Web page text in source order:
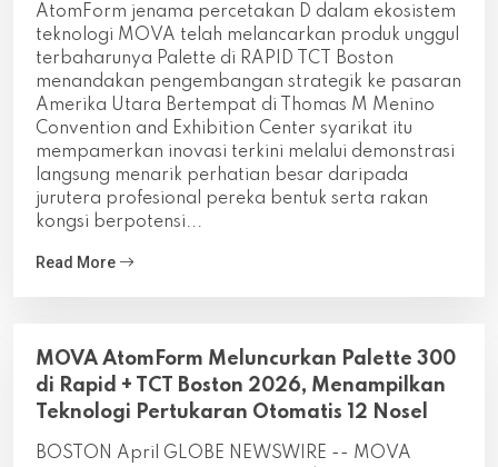
AtomForm jenama percetakan D dalam ekosistem
teknologi MOVA telah melancarkan produk unggul
terbaharunya Palette di RAPID TCT Boston
menandakan pengembangan strategik ke pasaran
Amerika Utara Bertempat di Thomas M Menino
Convention and Exhibition Center syarikat itu
mempamerkan inovasi terkini melalui demonstrasi
langsung menarik perhatian besar daripada
jurutera profesional pereka bentuk serta rakan
kongsi berpotensi...
Read More
MOVA AtomForm Meluncurkan Palette 300
di Rapid + TCT Boston 2026, Menampilkan
Teknologi Pertukaran Otomatis 12 Nosel
BOSTON April GLOBE NEWSWIRE -- MOVA